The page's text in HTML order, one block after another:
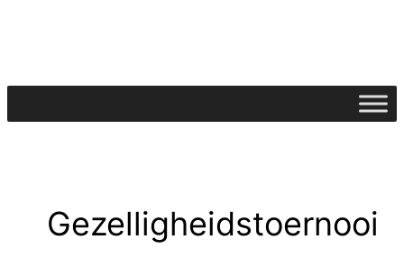
inhoud
Gezelligheidstoernooi